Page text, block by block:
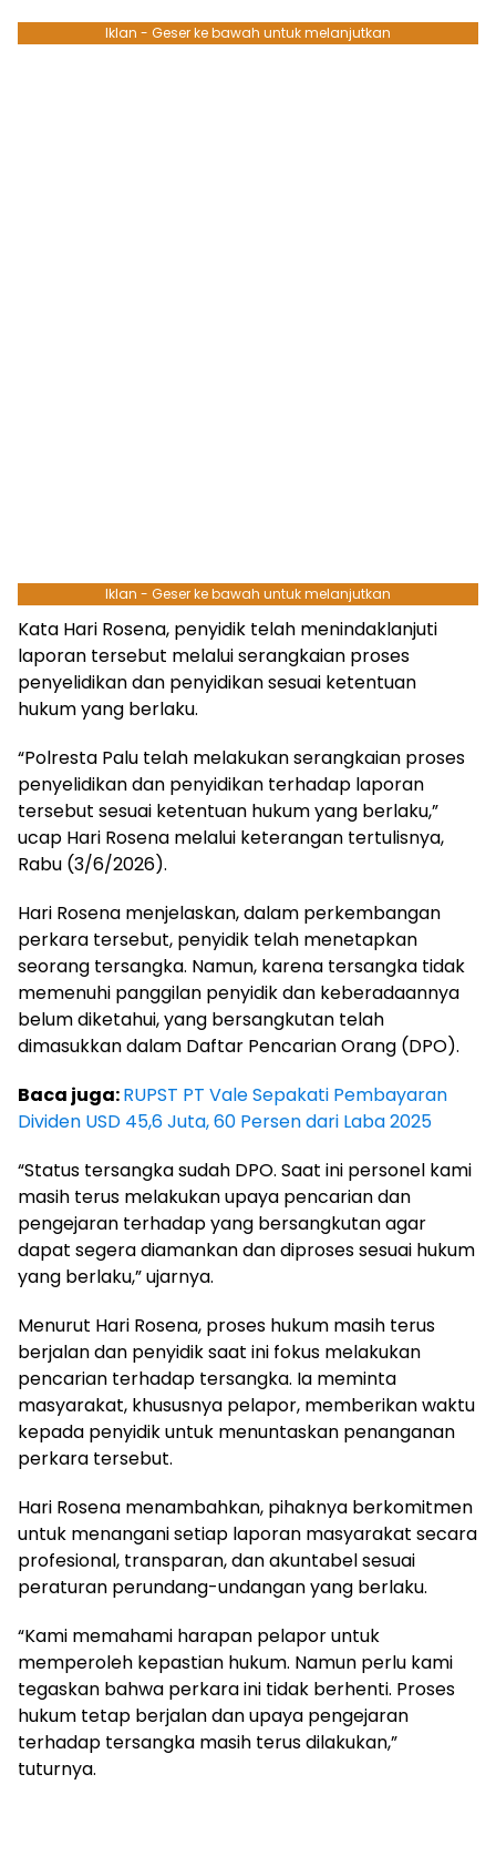
Iklan - Geser ke bawah untuk melanjutkan
Iklan - Geser ke bawah untuk melanjutkan
Kata Hari Rosena, penyidik telah menindaklanjuti
laporan tersebut melalui serangkaian proses
penyelidikan dan penyidikan sesuai ketentuan
hukum yang berlaku.
“Polresta Palu telah melakukan serangkaian proses
penyelidikan dan penyidikan terhadap laporan
tersebut sesuai ketentuan hukum yang berlaku,”
ucap Hari Rosena melalui keterangan tertulisnya,
Rabu (3/6/2026).
Hari Rosena menjelaskan, dalam perkembangan
perkara tersebut, penyidik telah menetapkan
seorang tersangka. Namun, karena tersangka tidak
memenuhi panggilan penyidik dan keberadaannya
belum diketahui, yang bersangkutan telah
dimasukkan dalam Daftar Pencarian Orang (DPO).
Baca juga:RUPST PT Vale Sepakati Pembayaran
Dividen USD 45,6 Juta, 60 Persen dari Laba 2025
“Status tersangka sudah DPO. Saat ini personel kami
masih terus melakukan upaya pencarian dan
pengejaran terhadap yang bersangkutan agar
dapat segera diamankan dan diproses sesuai hukum
yang berlaku,” ujarnya.
Menurut Hari Rosena, proses hukum masih terus
berjalan dan penyidik saat ini fokus melakukan
pencarian terhadap tersangka. Ia meminta
masyarakat, khususnya pelapor, memberikan waktu
kepada penyidik untuk menuntaskan penanganan
perkara tersebut.
Hari Rosena menambahkan, pihaknya berkomitmen
untuk menangani setiap laporan masyarakat secara
profesional, transparan, dan akuntabel sesuai
peraturan perundang-undangan yang berlaku.
“Kami memahami harapan pelapor untuk
memperoleh kepastian hukum. Namun perlu kami
tegaskan bahwa perkara ini tidak berhenti. Proses
hukum tetap berjalan dan upaya pengejaran
terhadap tersangka masih terus dilakukan,”
tuturnya.